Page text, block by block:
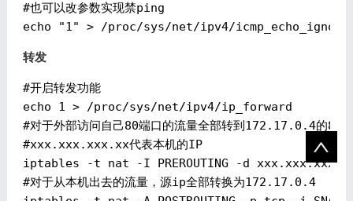
#也可以改参数实现禁ping
转发
#开启转发功能
echo 1 > /proc/sys/net/ipv4/ip_forward
#对于外部访问自己80端口的流量全部转到172.17.0.4的80
#xxx.xxx.xxx.xx代表本机的IP
iptables -t nat -I PREROUTING -d
#对于从本机出去的流量，源ip全部转换为172.17.0.4